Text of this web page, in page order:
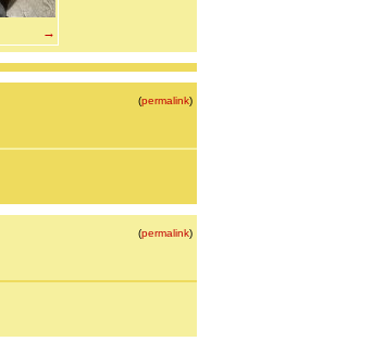
→
(permalink)
(permalink)